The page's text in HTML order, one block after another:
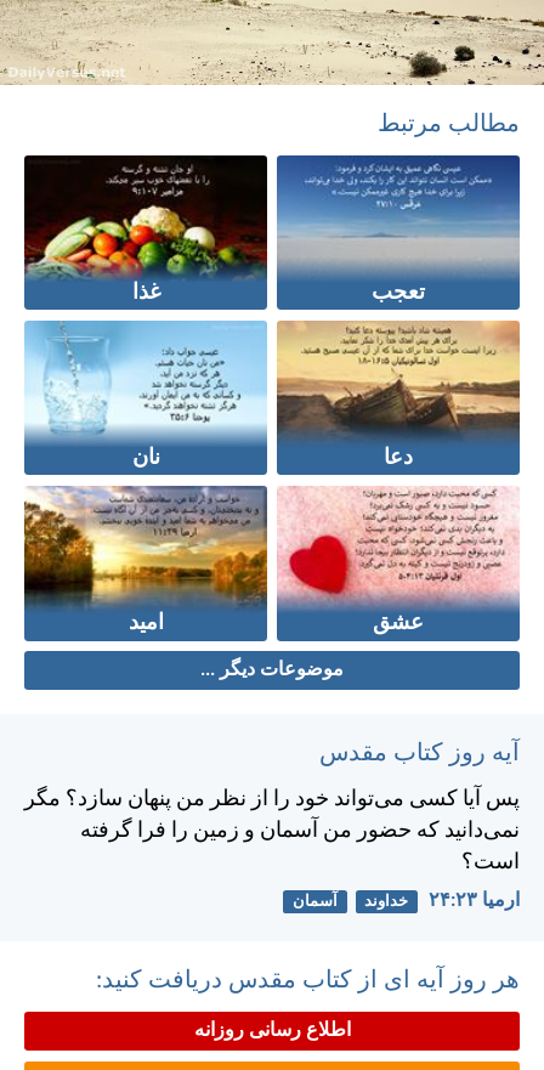
مطالب مرتبط
تعجب غذا
دعا نان
عشق امید
موضوعات دیگر ...
آیه روز کتاب مقدس
پس آيا كسی می‌تواند خود را از نظر من پنهان سازد؟ مگر
نمی‌دانيد كه حضور من آسمان و زمين را فرا گرفته
است؟
ارميا ۲۳:‏۲۴ خداوند آسمان
هر روز آیه ای از کتاب مقدس دریافت کنید:
اطلاع رسانی روزانه